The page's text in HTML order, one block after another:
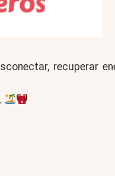
recuperar